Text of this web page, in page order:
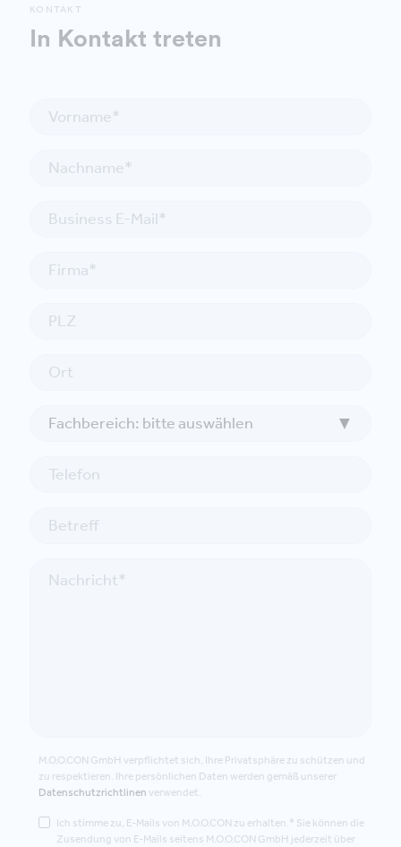
KONTAKT
In Kontakt treten
M.O.O.CON GmbH verpflichtet sich, Ihre Privatsphäre zu schützen und
zu respektieren. Ihre persönlichen Daten werden gemäß unserer
Datenschutzrichtlinen verwendet.
Ich stimme zu, E-Mails von M.O.O.CON zu erhalten.* Sie können die
Zusendung von E-Mails seitens M.O.O.CON GmbH jederzeit über